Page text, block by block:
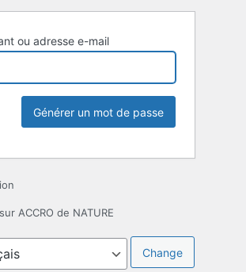
ou adresse e-mail
ACCRO de NATURE